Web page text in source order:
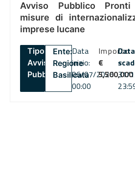
Avviso Pubblico
misure di
imprese lucane
Tipo:
Avviso
Pubblico
Ente:
Regione
Basilicata
Data
inizio:
06/07/2026
00:00
Importo
€
5,500,000
31/